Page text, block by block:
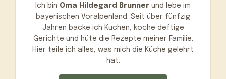
Ich bin Oma Hildegard Brunner und lebe im
bayerischen Voralpenland. Seit über fünfzig
Jahren backe ich Kuchen, koche deftige
Gerichte und hüte die Rezepte meiner Familie.
Hier teile ich alles, was mich die Küche gelehrt
hat.